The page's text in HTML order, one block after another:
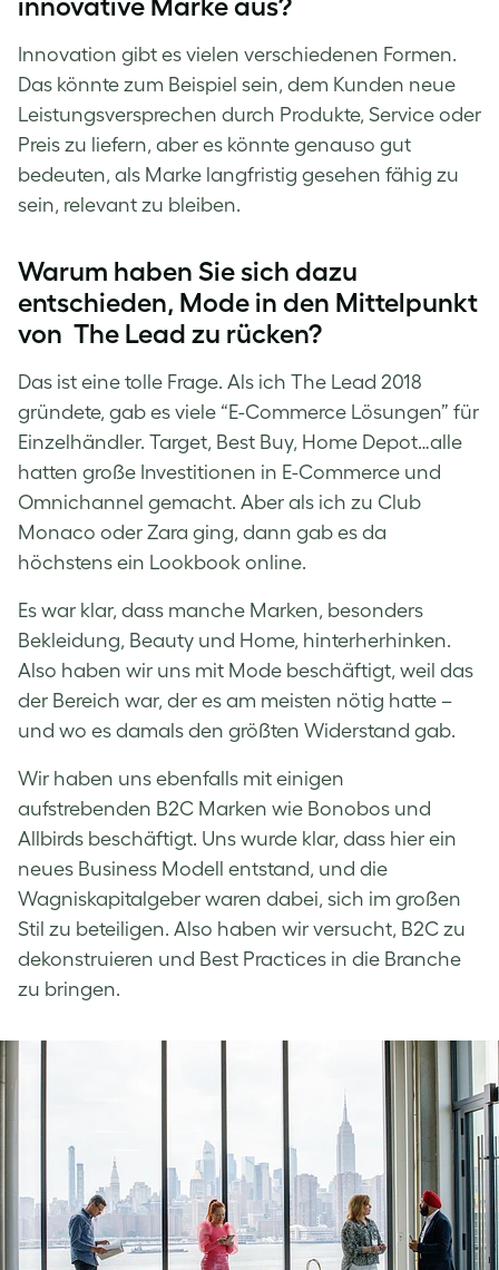
Innovation gibt es vielen verschiedenen Formen.
Das könnte zum Beispiel sein, dem Kunden neue
Leistungsversprechen durch Produkte, Service oder
Preis zu liefern, aber es könnte genauso gut
bedeuten, als Marke langfristig gesehen fähig zu
sein, relevant zu bleiben.
Warum haben Sie sich dazu
entschieden, Mode in den Mittelpunkt
von The Lead zu rücken?
Das ist eine tolle Frage. Als ich The Lead 2018
gründete, gab es viele “E-Commerce Lösungen” für
Einzelhändler. Target, Best Buy, Home Depot…alle
hatten große Investitionen in E-Commerce und
Omnichannel gemacht. Aber als ich zu Club
Monaco oder Zara ging, dann gab es da
höchstens ein Lookbook online.
Es war klar, dass manche Marken, besonders
Bekleidung, Beauty und Home, hinterherhinken.
Also haben wir uns mit Mode beschäftigt, weil das
der Bereich war, der es am meisten nötig hatte –
und wo es damals den größten Widerstand gab.
Wir haben uns ebenfalls mit einigen
aufstrebenden B2C Marken wie Bonobos und
Allbirds beschäftigt. Uns wurde klar, dass hier ein
neues Business Modell entstand, und die
Wagniskapitalgeber waren dabei, sich im großen
Stil zu beteiligen. Also haben wir versucht, B2C zu
dekonstruieren und Best Practices in die Branche
zu bringen.